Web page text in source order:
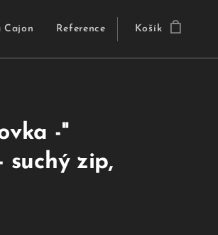
Cajon Reference Košík
-"
suchý zip,